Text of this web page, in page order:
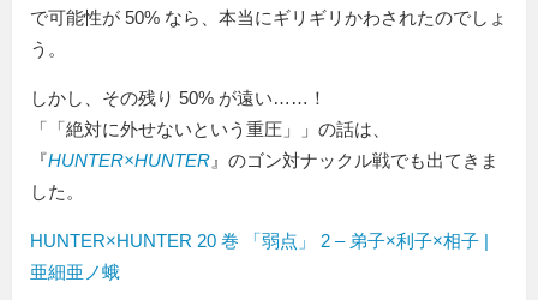
で可能性が 50% なら、本当にギリギリかわされたのでしょ
う。
しかし、その残り 50% が遠い……！
「
絶対に外せないという重圧
」の話は、
『HUNTER×HUNTER 』のゴン対ナックル戦でも出てきま
した。
HUNTER×HUNTER 20 巻 「弱点」 2 – 弟子×利子×相子 |
亜細亜ノ蛾